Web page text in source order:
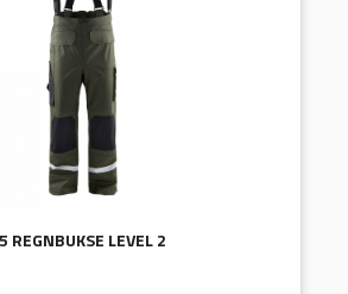
REGNBUKSE LEVEL 2